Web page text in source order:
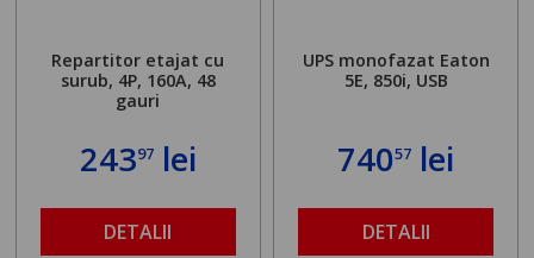
Repartitor etajat cu
surub, 4P, 160A, 48
gauri
24397lei
DETALII
UPS monofazat Eaton
5E, 850i, USB
74057 lei
DETALII